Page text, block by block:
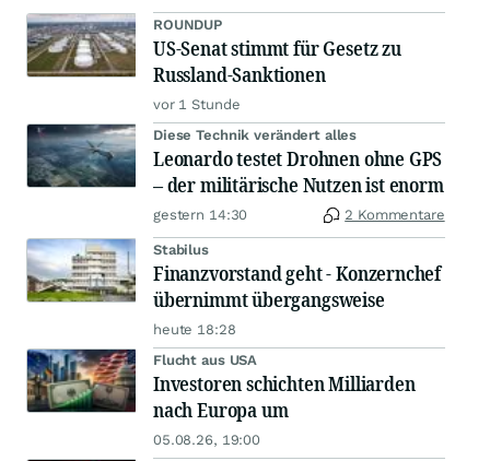
ROUNDUP
US-Senat stimmt für Gesetz zu
Russland-Sanktionen
vor 1 Stunde
Diese Technik verändert alles
Leonardo testet Drohnen ohne GPS
– der militärische Nutzen ist enorm
gestern 14:30 2 Kommentare
Stabilus
Finanzvorstand geht - Konzernchef
übernimmt übergangsweise
heute 18:28
Flucht aus USA
Investoren schichten Milliarden
nach Europa um
05.08.26, 19:00